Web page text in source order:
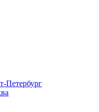
Петербург